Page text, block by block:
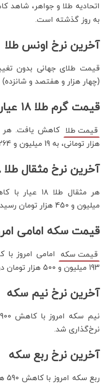
اتحادیه طلا و جواهر،
به روز گذشته است.
آخرین نرخ اونس طلا
(چهار هزار و هفتصد و
قیمت گرم طلا ۱۸ عیار امروز
قیمت طلا
هزار تومانی، به 19 میلیون و 264 هزار تومان رسید.
آخرین نرخ مثقال طلا ۱۸ عیار
میلیون و 450 هزار تومان رسید‌.
قیمت سکه امامی
قیمت سکه
193 میلیون و 500 هزار تومان در معامله بود.
آخرین نرخ نیم سکه
نرخ‌گذاری شد.
آخرین نرخ ربع سکه